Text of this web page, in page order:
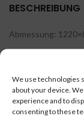
We use technologies
about your device.
experience and to
consenting to these
BESCHREIBUNG
Abmessung:
ÄHNLICHE